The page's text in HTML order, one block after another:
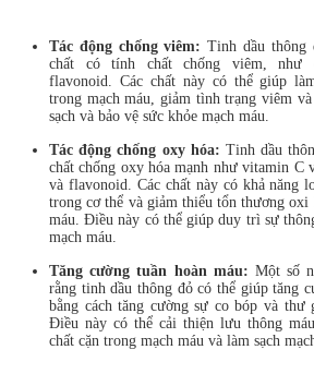
Tác động chống viêm: Tinh dầu thông
chất có tính chất chống viêm, như
flavonoid. Các chất này có thể giúp
trong mạch máu, giảm tình trạng viêm
sạch và bảo vệ sức khỏe mạch máu.
Tác động chống oxy hóa: Tinh dầu
chất chống oxy hóa mạnh như vitamin C
và flavonoid. Các chất này có khả năng
trong cơ thể và giảm thiểu tổn thương oxi
máu. Điều này có thể giúp duy trì sự
mạch máu.
Tăng cường tuần hoàn máu: Một số
rằng tinh dầu thông đỏ có thể giúp tăng
bằng cách tăng cường sự co bóp và thư
Điều này có thể cải thiện lưu thông
chất cặn trong mạch máu và làm sạch